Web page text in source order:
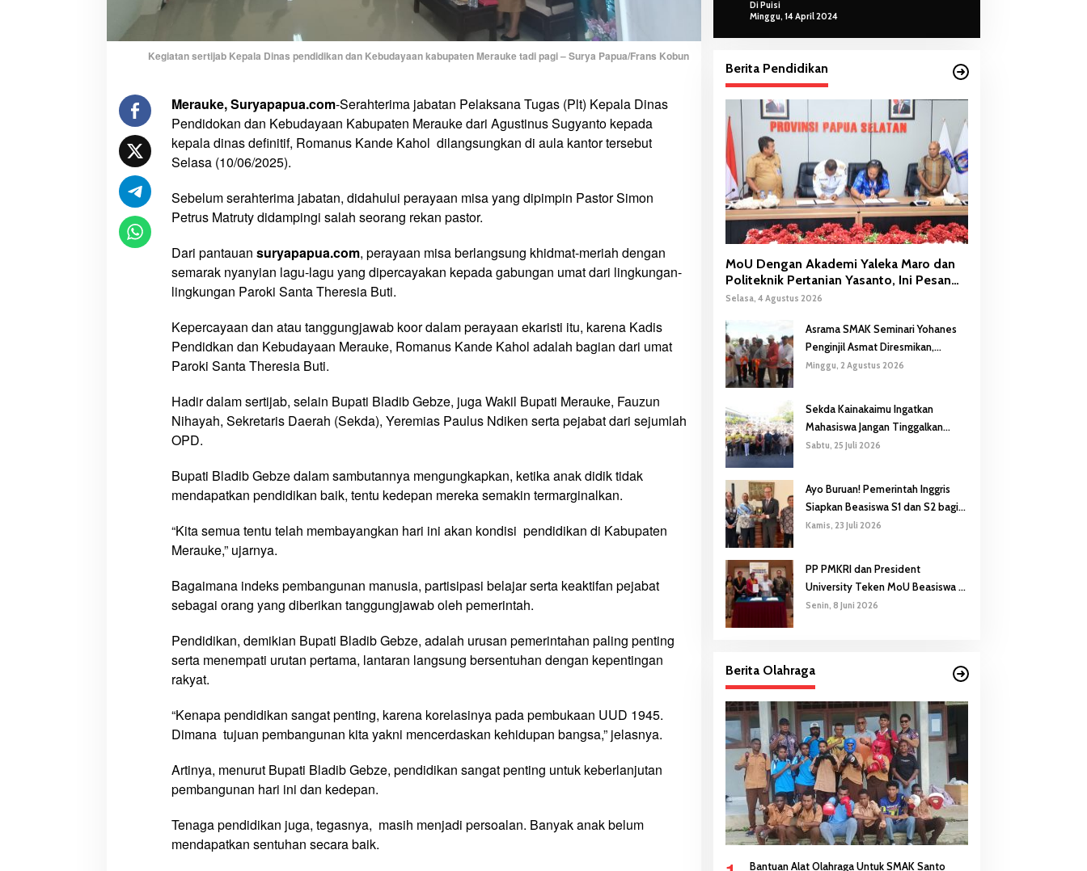
k
s
e
n
t
h
e
i
d
k
a
n
P
a
i
T
r
m
r
g
n
a
a
Kegiatan sertijab Kepala Dinas pendidikan dan Kebudayaan kabupaten Merauke tadi pagi – Surya Papua/Frans Kobun
Merauke, Suryapapua.com-Serahterima jabatan Pelaksana Tugas (Plt) Kepala Dinas
Pendidokan dan Kebudayaan Kabupaten Merauke dari Agustinus Sugyanto kepada
kepala dinas definitif, Romanus Kande Kahol dilangsungkan di aula kantor tersebut
Selasa (10/06/2025).
Sebelum serahterima jabatan, didahului perayaan misa yang dipimpin Pastor Simon
Petrus Matruty didampingi salah seorang rekan pastor.
Dari pantauan suryapapua.com, perayaan misa berlangsung khidmat-meriah dengan
semarak nyanyian lagu-lagu yang dipercayakan kepada gabungan umat dari lingkungan-
lingkungan Paroki Santa Theresia Buti.
Kepercayaan dan atau tanggungjawab koor dalam perayaan ekaristi itu, karena Kadis
Pendidkan dan Kebudayaan Merauke, Romanus Kande Kahol adalah bagian dari umat
Paroki Santa Theresia Buti.
Hadir dalam sertijab, selain Bupati Bladib Gebze, juga Wakil Bupati Merauke, Fauzun
Nihayah, Sekretaris Daerah (Sekda), Yeremias Paulus Ndiken serta pejabat dari sejumlah
OPD.
Bupati Bladib Gebze dalam sambutannya mengungkapkan, ketika anak didik tidak
mendapatkan pendidikan baik, tentu kedepan mereka semakin termarginalkan.
“Kita semua tentu telah membayangkan hari ini akan kondisi pendidikan di Kabupaten
Merauke,” ujarnya.
Bagaimana indeks pembangunan manusia, partisipasi belajar serta keaktifan pejabat
sebagai orang yang diberikan tanggungjawab oleh pemerintah.
Pendidikan, demikian Bupati Bladib Gebze, adalah urusan pemerintahan paling penting
serta menempati urutan pertama, lantaran langsung bersentuhan dengan kepentingan
rakyat.
“Kenapa pendidikan sangat penting, karena korelasinya pada pembukaan UUD 1945.
Dimana tujuan pembangunan kita yakni mencerdaskan kehidupan bangsa,” jelasnya.
Artinya, menurut Bupati Bladib Gebze, pendidikan sangat penting untuk keberlanjutan
pembangunan hari ini dan kedepan.
Tenaga pendidikan juga, tegasnya, masih menjadi persoalan. Banyak anak belum
mendapatkan sentuhan secara baik.
Di Puisi
Minggu, 14 April 2024
Berita Pendidikan
MoU Dengan Akademi Yaleka Maro dan
Politeknik Pertanian Yasanto, Ini Pesan
Gubernur Safanpo
Selasa, 4 Agustus 2026
Asrama SMAK Seminari Yohanes
Penginjil Asmat Diresmikan,
Gubernur Safanpo: Pentingnya
Minggu, 2 Agustus 2026
Sekda Kainakaimu Ingatkan
Mahasiswa Jangan Tinggalkan
‘Noda-Madu’ di Lokasi KKN
Sabtu, 25 Juli 2026
Ayo Buruan! Pemerintah Inggris
Siapkan Beasiswa S1 dan S2 bagi
Putra/Putri Papua Selatan
Kamis, 23 Juli 2026
PP PMKRI dan President
University Teken MoU Beasiswa S1
hingga S3
Senin, 8 Juni 2026
Berita Olahraga
Bantuan Alat Olahraga Untuk SMAK Santo